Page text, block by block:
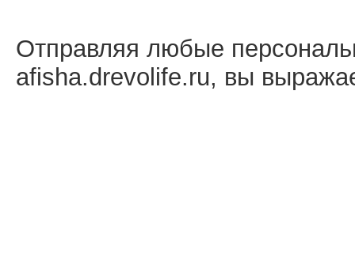
Отправляя любые
afisha.drevolife.ru, вы